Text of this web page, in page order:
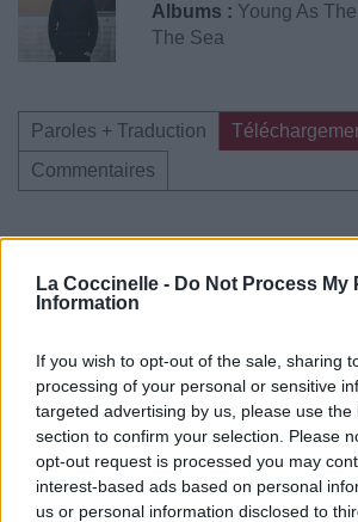
La Coccinelle - Do Not Process My
Information
If you wish to opt-out of the sale, sharing
processing of your personal or sensitive
targeted advertising by us, please use the
section to confirm your selection. Please
opt-out request is processed you may
interest-based ads based on personal
us or personal information disclosed to
Albums : Young As
The Sea
Paroles + Traduction
Commentaires
Pour prolonger le plaisir
Télécharger légalement les MP3 sur
Télécharger légalement les MP3 ou
Trouver des vinyles et des CD sur
Trouver un instrument de musique ou
meilleur prix sur